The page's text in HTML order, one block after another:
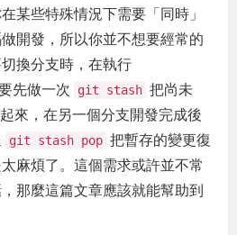
某些特殊情況下需要「同時」
開發，所以你並不想要經常的
換分支時，在執行
先做一次 git stash 把尚未
來，在另一個分支開發完成後
git stash pop 把暫存的變更復
麻煩了。這個需求或許並不常
那麼這篇文章應該就能幫助到